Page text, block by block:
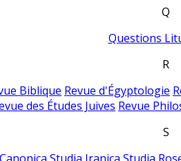
Q
Questions
R
Biblique Revue d'Égyptologie
des Études Juives Revue
S